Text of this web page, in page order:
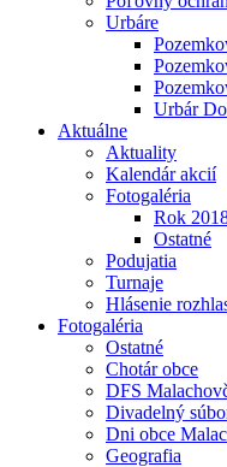
Urbáre
Urbár
Aktuálne
Aktuality
Kalendár akcií
Fotogaléria
Rok
Ostatné
Podujatia
Turnaje
Hlásenie
Fotogaléria
Ostatné
Chotár obce
DFS
Divadelný
Dni obce
Geografia